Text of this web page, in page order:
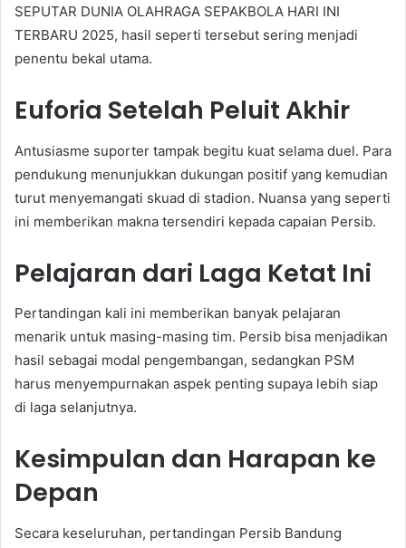
SEPUTAR DUNIA OLAHRAGA SEPAKBOLA HARI INI
TERBARU 2025, hasil seperti tersebut sering menjadi
penentu bekal utama.
Euforia Setelah Peluit Akhir
Antusiasme suporter tampak begitu kuat selama duel. Para
pendukung menunjukkan dukungan positif yang kemudian
turut menyemangati skuad di stadion. Nuansa yang seperti
ini memberikan makna tersendiri kepada capaian Persib.
Pelajaran dari Laga Ketat Ini
Pertandingan kali ini memberikan banyak pelajaran
menarik untuk masing-masing tim. Persib bisa menjadikan
hasil sebagai modal pengembangan, sedangkan PSM
harus menyempurnakan aspek penting supaya lebih siap
di laga selanjutnya.
Kesimpulan dan Harapan ke
Depan
Secara keseluruhan, pertandingan Persib Bandung